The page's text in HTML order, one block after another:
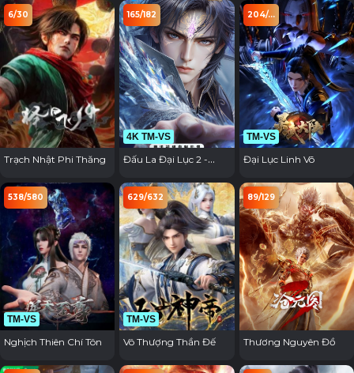
Thiên
6/30
Trạch Nhật Phi Thăng
165/182
4K TM-VS
Đấu La Đại Lục 2 -
204/...
TM-VS
Đại Lục Linh Võ
538/580
TM-VS
Nghịch Thiên Chí Tôn
629/632
TM-VS
Vô Thượng Thần Đế
89/129
Thương Nguyên Đồ